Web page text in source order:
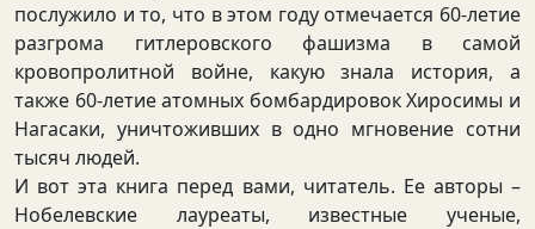
послужило и то, что в этом году отмечается 60-летие
разгрома гитлеровского фашизма в самой
кровопролитной войне, какую знала история, а
также 60-летие атомных бомбардировок Хиросимы и
Нагасаки, уничтоживших в одно мгновение сотни
тысяч людей.
И вот эта книга перед вами, читатель. Ее авторы –
Нобелевские лауреаты, известные ученые,